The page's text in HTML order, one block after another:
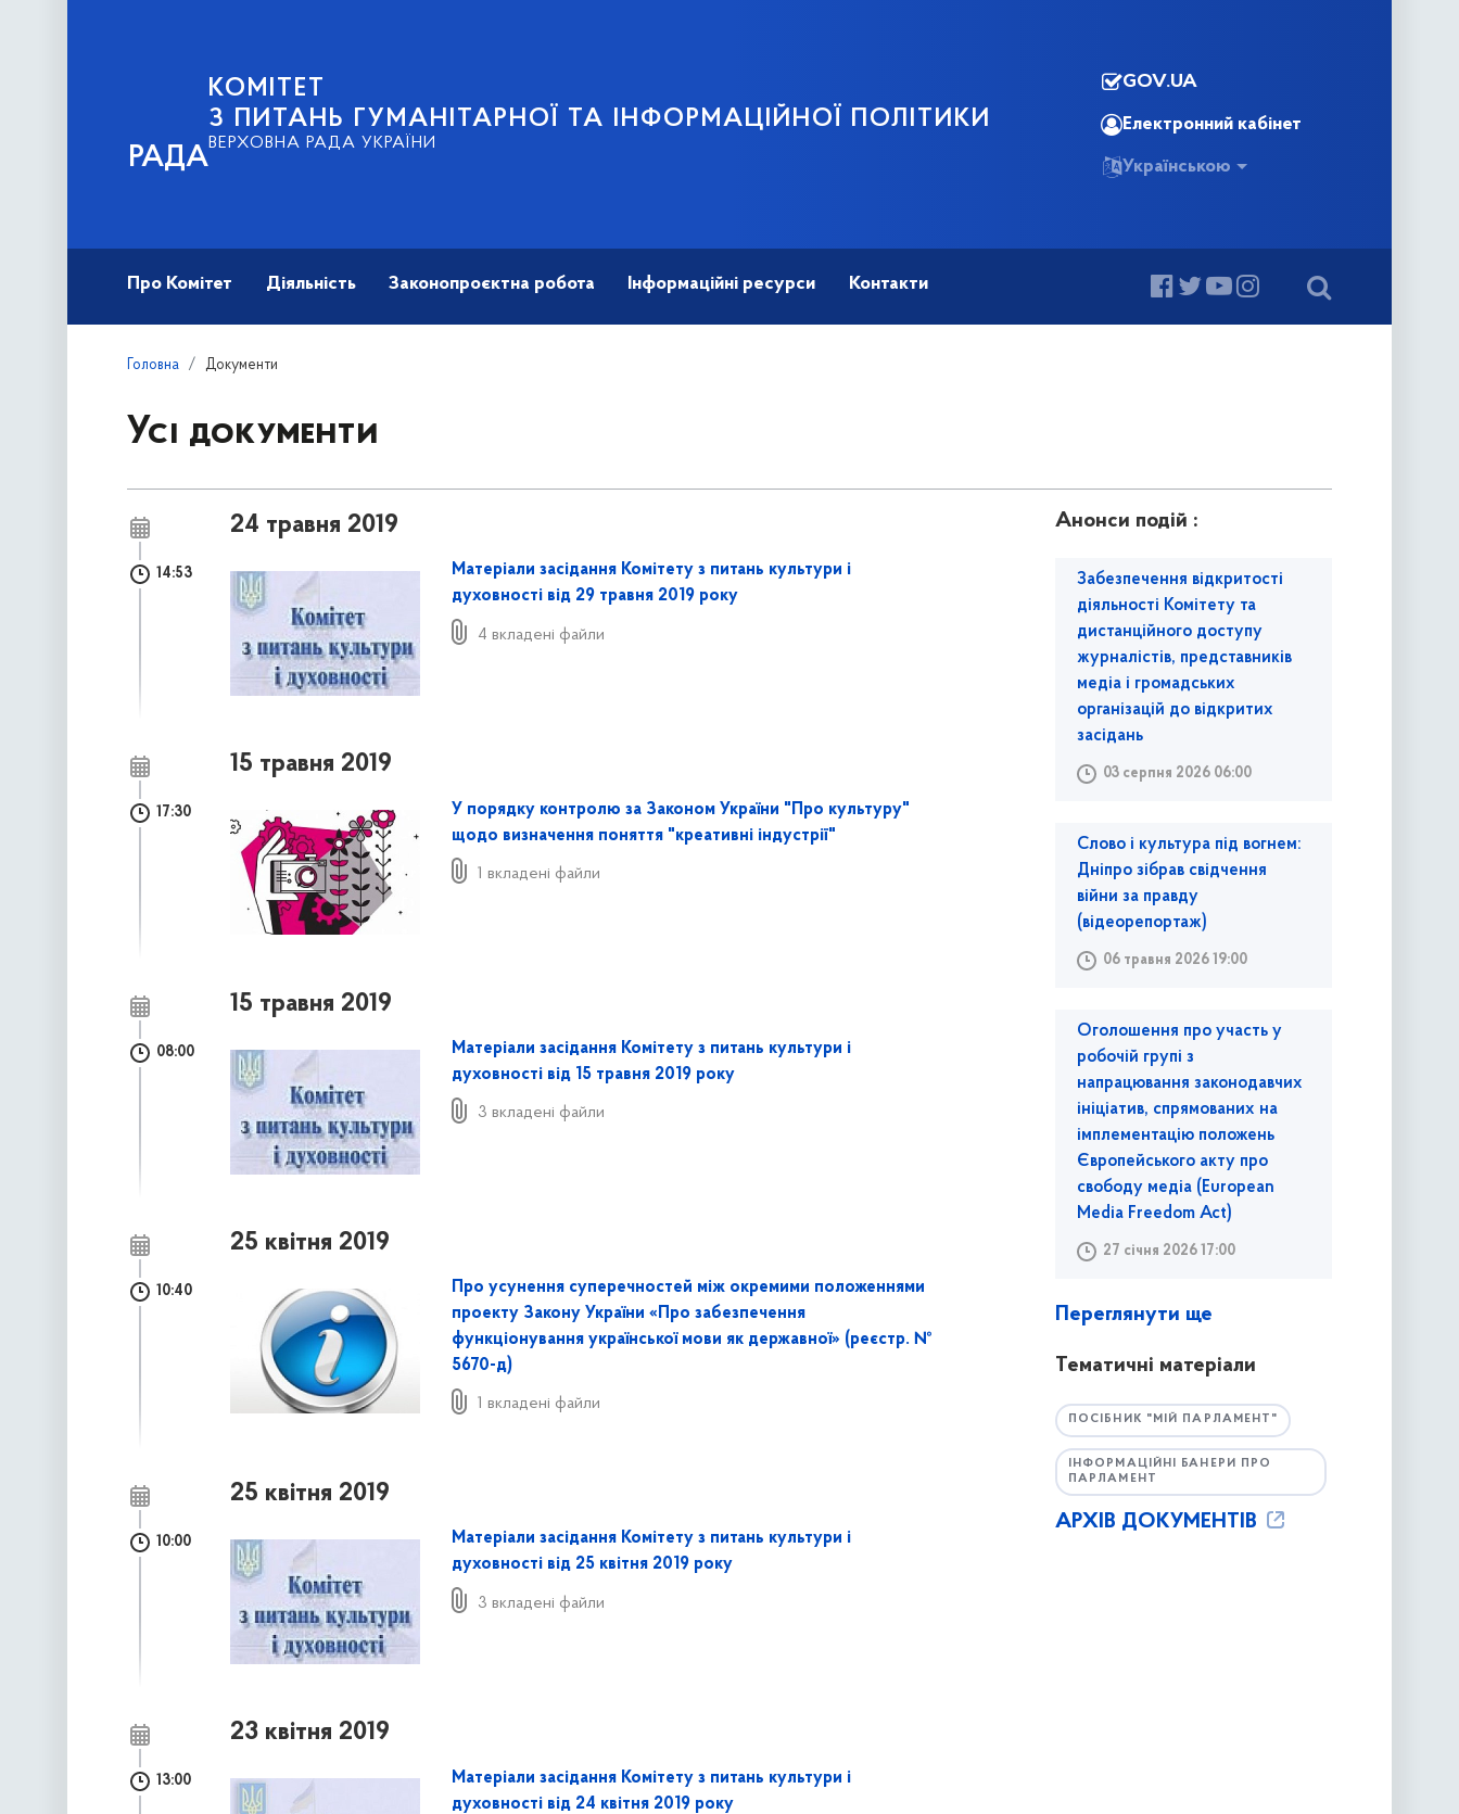
РАДА
КОМІТЕТ
З ПИТАНЬ ГУМАНІТАРНОЇ ТА ІНФОРМАЦІЙНОЇ ПОЛІТИКИ
ВЕРХОВНА РАДА УКРАЇНИ
GOV.UA
Електронний кабінет
Українською
Про Комітет Діяльність Законопроєктна робота Інформаційні ресурси Контакти
Головна Документи
Усі документи
24 травня 2019
14:53
Матеріали засідання Комітету з питань культури і
духовності від 29 травня 2019 року
4 вкладені файли
15 травня 2019
17:30
У порядку контролю за Законом України "Про культуру"
щодо визначення поняття "креативні індустрії"
1 вкладені файли
15 травня 2019
08:00
Матеріали засідання Комітету з питань культури і
духовності від 15 травня 2019 року
3 вкладені файли
25 квітня 2019
10:40
Про усунення суперечностей між окремими положеннями
проекту Закону України «Про забезпечення
функціонування української мови як державної» (реєстр. №
5670-д)
1 вкладені файли
25 квітня 2019
10:00
Матеріали засідання Комітету з питань культури і
духовності від 25 квітня 2019 року
3 вкладені файли
23 квітня 2019
13:00
Матеріали засідання Комітету з питань культури і
духовності від 24 квітня 2019 року
Анонси подій :
Забезпечення відкритості
діяльності Комітету та
дистанційного доступу
журналістів, представників
медіа і громадських
організацій до відкритих
засідань
03 серпня 2026 06:00
Слово і культура під вогнем:
Дніпро зібрав свідчення
війни за правду
(відеорепортаж)
06 травня 2026 19:00
Оголошення про участь у
робочій групі з
напрацювання законодавчих
ініціатив, спрямованих на
імплементацію положень
Європейського акту про
свободу медіа (European
Media Freedom Act)
27 січня 2026 17:00
Переглянути ще
Тематичні матеріали
ПОСІБНИК "МІЙ ПАРЛАМЕНТ"
ІНФОРМАЦІЙНІ БАНЕРИ ПРО
ПАРЛАМЕНТ
АРХІВ ДОКУМЕНТІВ